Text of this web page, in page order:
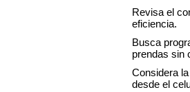
Revisa el
eficiencia.
Busca
prendas sin
Considera
desde el